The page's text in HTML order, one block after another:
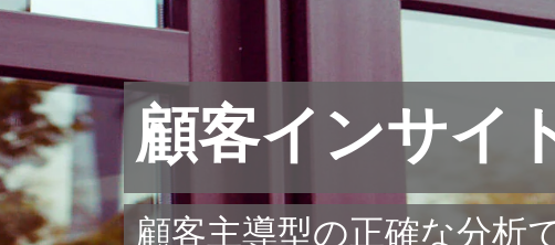
顧客インサイ
顧客主導型の正確な分析